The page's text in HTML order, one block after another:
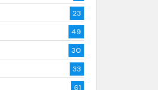
23
49
30
33
61